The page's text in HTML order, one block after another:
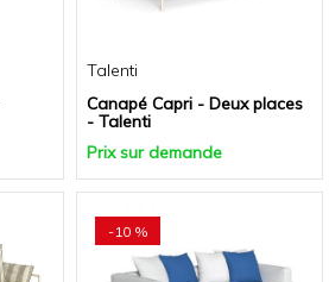
Talenti
Canapé Capri - Deux places
- Talenti
Prix sur demande
-10 %